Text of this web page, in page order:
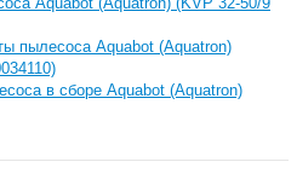
пылесоса Aquabot (Aquatron)
в сборе Aquabot (Aquatron)